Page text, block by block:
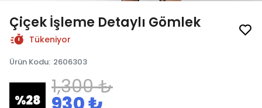
Çiçek İşleme Detaylı Gömlek
Tükeniyor
Ürün Kodu: 2606303
%28
1,300 ₺